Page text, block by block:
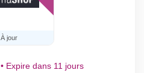
À jour
• Expire dans 11 jours